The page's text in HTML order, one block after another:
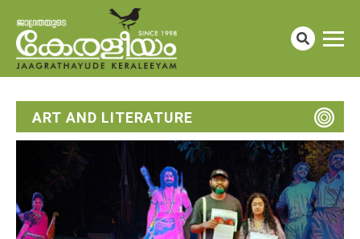
ART AND LITERATURE